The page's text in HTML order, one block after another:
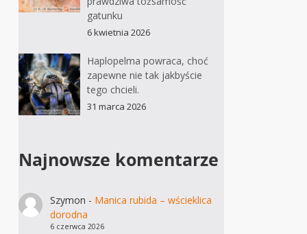
gatunku
6 kwietnia 2026
Haplopelma powraca, choć
zapewne nie tak jakbyście
tego chcieli.
31 marca 2026
Najnowsze komentarze
Szymon - Manica rubida – wścieklica
dorodna
6 czerwca 2026